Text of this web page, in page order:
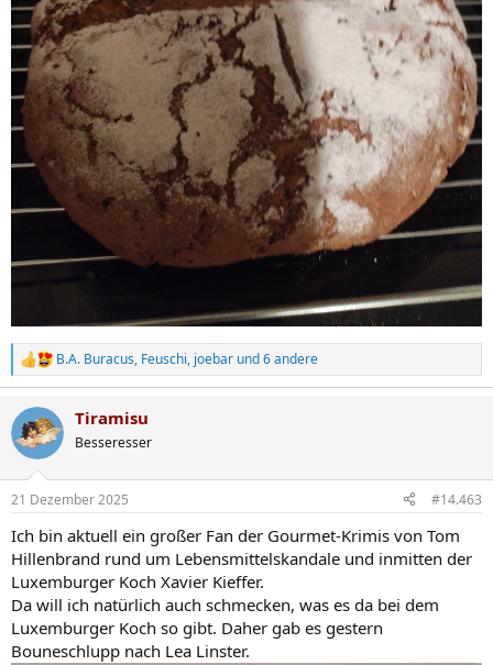
R
e
k
t
i
e
:
B.A. Buracus, Feuschi, joebar und 6 andere
Tiramisu
Besseresser
21 Dezember 2025 #14.463
Ich bin aktuell ein großer Fan der Gourmet-Krimis von Tom
Hillenbrand rund um Lebensmittelskandale und inmitten der
Luxemburger Koch Xavier Kieffer.
Da will ich natürlich auch schmecken, was es da bei dem
Luxemburger Koch so gibt. Daher gab es gestern
Bouneschlupp nach Lea Linster.